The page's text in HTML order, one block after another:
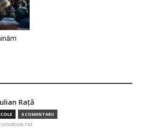
Raţă
6 COMENTARII